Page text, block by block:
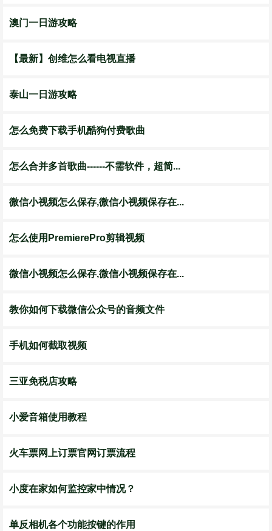
澳门一日游攻略
【最新】创维怎么看电视直播
泰山一日游攻略
怎么免费下载手机酷狗付费歌曲
怎么合并多首歌曲------不需软件，超简...
微信小视频怎么保存,微信小视频保存在...
怎么使用PremierePro剪辑视频
微信小视频怎么保存,微信小视频保存在...
教你如何下载微信公众号的音频文件
手机如何截取视频
三亚免税店攻略
小爱音箱使用教程
火车票网上订票官网订票流程
小度在家如何监控家中情况？
单反相机各个功能按键的作用